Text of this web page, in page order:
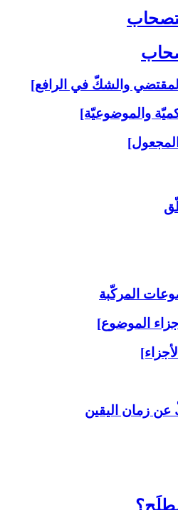
والشكّ في الرافع]
والموضوعيّة]
الموضوع]
زمان اليقين